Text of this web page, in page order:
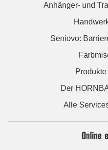
Anhänger- und
Seniovo:
Der
Alle
Online